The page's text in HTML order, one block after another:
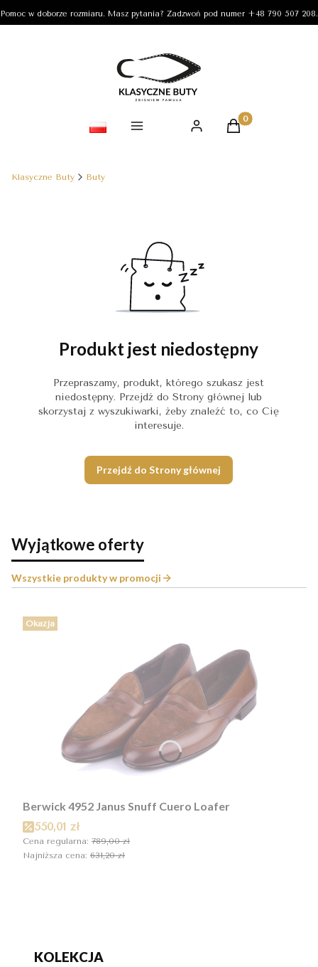
Pomoc w doborze rozmiaru. Masz pytania? Zadzwoń pod numer +48 790 507 208.
Produkty w
Klasyczne Buty Buty
Produkt jest niedostępny
Przepraszamy, produkt, którego szukasz jest
niedostępny. Przejdź do Strony głównej lub
skorzystaj z wyszukiwarki, żeby znaleźć to, co Cię
interesuje.
Przejdź do Strony głównej
Wyjątkowe oferty
Wszystkie produkty w promocji
Okazja
Berwick 4952 Janus Snuff Cuero Loafer
Cena promocyjna
550,01 zł
Cena regularna: 789,00 zł
Najniższa cena: 631,20 zł
KOLEKCJA